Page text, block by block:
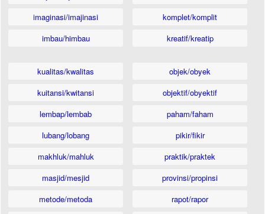
imaginasi/imajinasi
imbau/himbau
komplet/komplit
kreatif/kreatip
kualitas/kwalitas
kuitansi/kwitansi
lembap/lembab
lubang/lobang
makhluk/mahluk
masjid/mesjid
metode/metoda
objek/obyek
objektif/obyektif
paham/faham
pikir/fikir
praktik/praktek
provinsi/propinsi
rapot/rapor